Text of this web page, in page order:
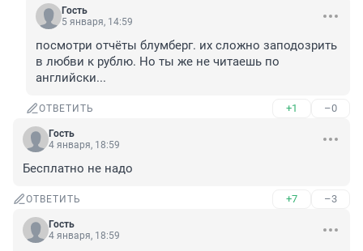
Гость
5 января, 14:59
посмотри отчёты блумберг. их сложно заподозрить
в любви к рублю. Но ты же не читаешь по
английски...
ОТВЕТИТЬ +1 –0
Гость
4 января, 18:59
Бесплатно не надо
ОТВЕТИТЬ +7 –3
Гость
4 января, 18:59